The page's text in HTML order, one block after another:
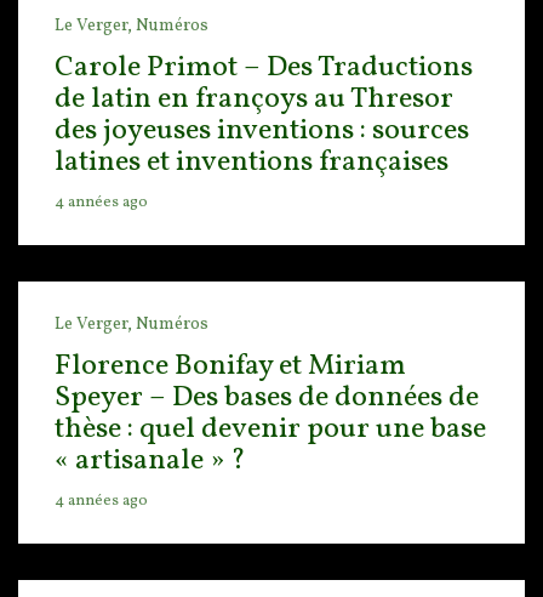
Le Verger, Numéros
Carole Primot – Des Traductions
de latin en françoys au Thresor
des joyeuses inventions : sources
latines et inventions françaises
4 années ago
Le Verger, Numéros
Florence Bonifay et Miriam
Speyer – Des bases de données de
thèse : quel devenir pour une base
« artisanale » ?
4 années ago